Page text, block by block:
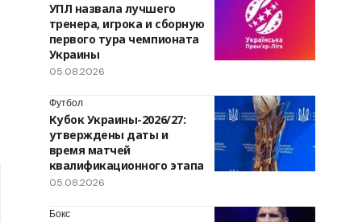
УПЛ назвала лучшего
тренера, игрока и сборную
первого тура чемпионата
Украины
05.08.2026
Футбол
Кубок Украины-2026/27:
утверждены даты и
время матчей
квалификационного этапа
05.08.2026
Бокс